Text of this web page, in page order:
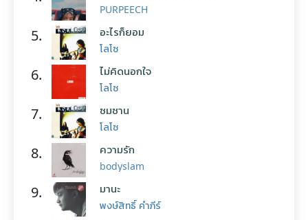
PURPEECH
5. อะไรก็ยอม
โลโซ
6. ไม่คิดนอกใจ
โลโซ
7. ซมซาน
โลโซ
8. ความรัก
bodyslam
9. มานะ
พงษ์สิทธิ์ คำภีร์